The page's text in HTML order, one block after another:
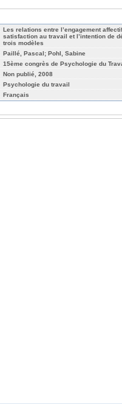
Les relations entre l’engagement
satisfaction au travail et l’intention de
trois modèles
Paillé, Pascal; Pohl, Sabine
15ème congrès de Psychologie du
Non publié, 2008
Psychologie du travail
Français